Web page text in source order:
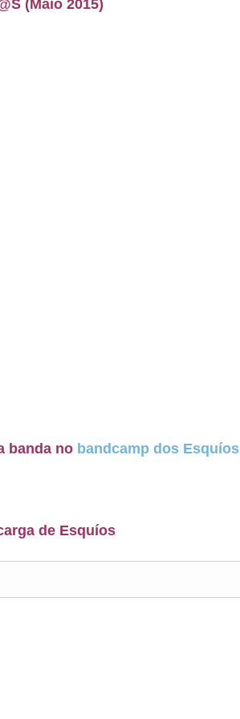
(Maio 2015)
banda no bandcamp dos Esquíos
de Esquíos